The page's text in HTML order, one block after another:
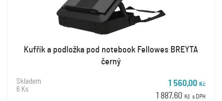
Kufřík a podložka pod notebook Fellowes BREYTA
černý
Skladem
6 Ks
1 560,00 Kč
1 887,60 Kč s DPH